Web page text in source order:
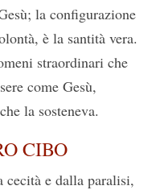
la configurazione
è la santità vera.
straordinari che
come Gesù,
la sosteneva.
CIBO
e dalla paralisi,